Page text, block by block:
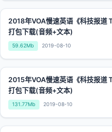
2018年VOA慢速英语《科技报
打包下载(音频+文本)
59.62Mb 2019-08-10
2015年VOA慢速英语《科技报
打包下载(音频+文本)
131.77Mb 2019-08-10